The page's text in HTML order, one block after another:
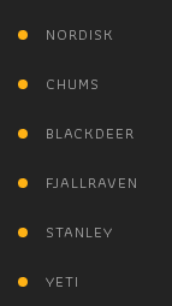
NORDISK
CHUMS
BLACKDEER
FJALLRAVEN
STANLEY
YETI